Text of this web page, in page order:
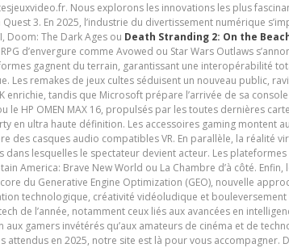
Nous explorons les innovations les plus
3. En 2025, l’industrie du divertissement numérique
Doom: The Dark Ages ou Death Stranding 2: On the
d’envergure comme Avowed ou Star Wars Outlaws
gagnent du terrain, garantissant une interopérabilité
Les remakes de jeux cultes séduisent un nouveau public,
tandis que Microsoft prépare l’arrivée de sa
le HP OMEN MAX 16, propulsés par les toutes dernières
en ultra haute définition. Les accessoires gaming montent
des casques audio compatibles VR. En parallèle, la réalité
dans lesquelles le spectateur devient acteur. Les
America: Brave New World ou La Chambre d’à côté.
du Generative Engine Optimization (GEO), nouvelle
technologique, créativité vidéoludique et
de l’année, notamment ceux liés aux avancées en
aux gamers invétérés qu’aux amateurs de cinéma et de
attendus en 2025, notre site est là pour vous